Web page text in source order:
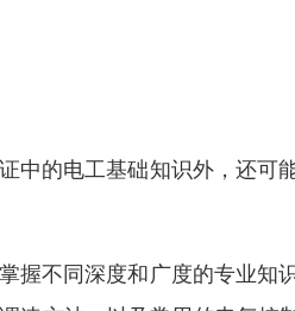
中的电工基础知识外，还
握不同深度和广度的专业